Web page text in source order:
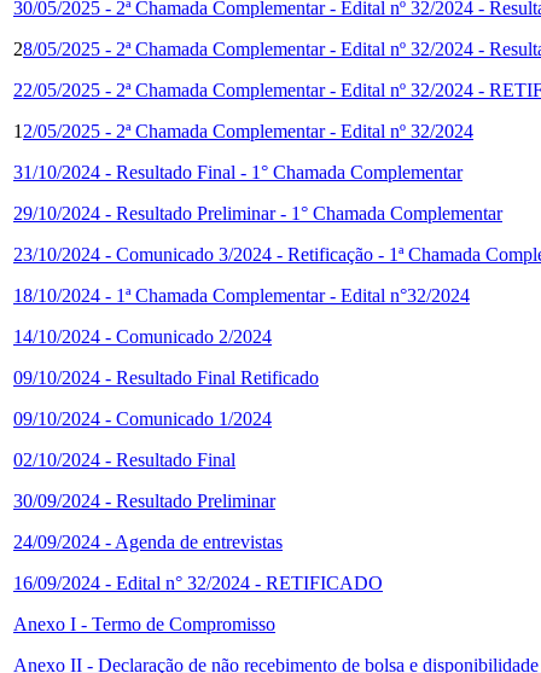
30/05/2025 - 2ª Chamada Complementar - Edital nº 32/2024 -
28/05/2025 - 2ª Chamada Complementar - Edital nº 32/2024 -
22/05/2025 - 2ª Chamada Complementar - Edital nº 32/2024 -
12/05/2025 - 2ª Chamada Complementar - Edital nº 32/2024
31/10/2024 - Resultado Final - 1° Chamada Complementar
29/10/2024 - Resultado Preliminar - 1° Chamada Complementar
23/10/2024 - Comunicado 3/2024 - Retificação - 1ª Chamada
18/10/2024 - 1ª Chamada Complementar - Edital n°32/2024
14/10/2024 - Comunicado 2/2024
09/10/2024 - Resultado Final Retificado
09/10/2024 - Comunicado 1/2024
02/10/2024 - Resultado Final
30/09/2024 - Resultado Preliminar
24/09/2024 - Agenda de entrevistas
16/09/2024 - Edital n° 32/2024 - RETIFICADO
Anexo I - Termo de Compromisso
Anexo II - Declaração de não recebimento de bolsa e